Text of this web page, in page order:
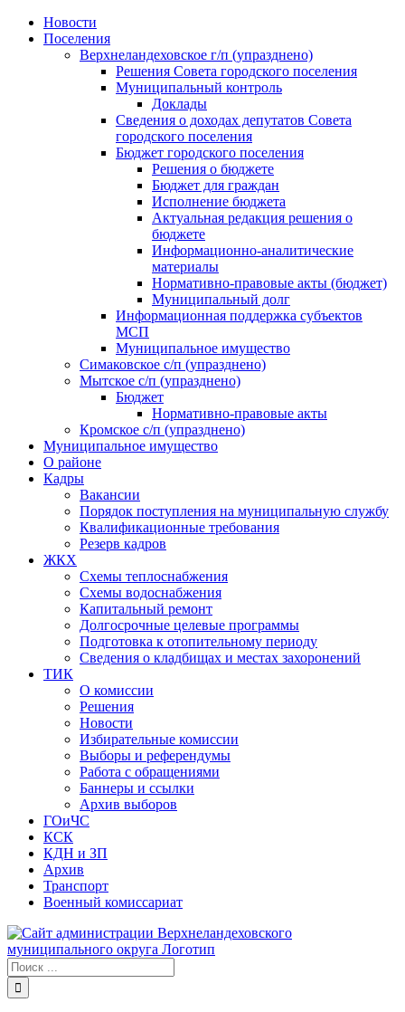
Skip
Новости
Поселения
Верхнеландеховское г/п (упразднено)
Решения Совета городского поселения
Муниципальный контроль
Доклады
Сведения о доходах депутатов Совета
городского поселения
Бюджет городского поселения
Решения о бюджете
Бюджет для граждан
Исполнение бюджета
Актуальная редакция решения о
бюджете
Информационно-аналитические
материалы
Нормативно-правовые акты (бюджет)
Муниципальный долг
Информационная поддержка субъектов
МСП
Муниципальное имущество
Симаковское с/п (упразднено)
Мытское с/п (упразднено)
Бюджет
Нормативно-правовые акты
Кромское с/п (упразднено)
Муниципальное имущество
О районе
Кадры
Вакансии
Порядок поступления на муниципальную службу
Квалификационные требования
Резерв кадров
ЖКХ
Схемы теплоснабжения
Схемы водоснабжения
Капитальный ремонт
Долгосрочные целевые программы
Подготовка к отопительному периоду
Сведения о кладбищах и местах захоронений
ТИК
О комиссии
Решения
Новости
Избирательные комиссии
Выборы и референдумы
Работа с обращениями
Баннеры и ссылки
Архив выборов
ГОиЧС
КСК
КДН и ЗП
Архив
Транспорт
Военный комиссариат
Результат
поиска: